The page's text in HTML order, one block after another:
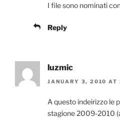
I file sono nominati
Reply
luzmic
JANUARY 3, 2010 AT
A questo indeirizzo le
stagione 2009-2010